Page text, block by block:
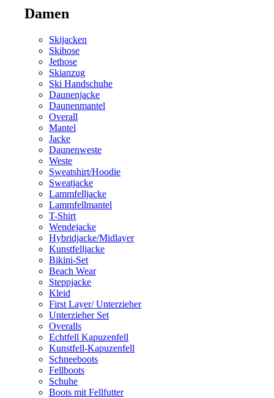
Damen
Skijacken
Skihose
Jethose
Skianzug
Ski Handschuhe
Daunenjacke
Daunenmantel
Overall
Mantel
Jacke
Daunenweste
Weste
Sweatshirt/Hoodie
Sweatjacke
Lammfelljacke
Lammfellmantel
T-Shirt
Wendejacke
Hybridjacke/Midlayer
Kunstfelljacke
Bikini-Set
Beach Wear
Steppjacke
Kleid
First Layer/ Unterzieher
Unterzieher Set
Overalls
Echtfell Kapuzenfell
Kunstfell-Kapuzenfell
Schneeboots
Fellboots
Schuhe
Boots mit Fellfutter